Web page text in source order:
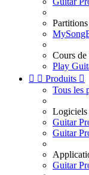
Partitions
Cours de
Play
  Produits 
Tous les
Logiciels
Guitar
Guitar
Guitar